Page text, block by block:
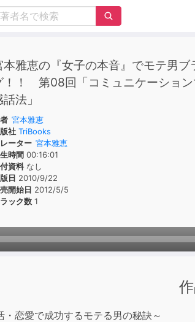
本雅恵の『女子の本音』でモテ男ブ
！！ 第08回「コミュニケーション
法」
宮本雅恵
社 TriBooks
ーター 宮本雅恵
時間00:16:01
資料なし
日 2010/9/22
開始日 2012/5/5
ック数1
・恋愛で成功するモテる男の秘訣～